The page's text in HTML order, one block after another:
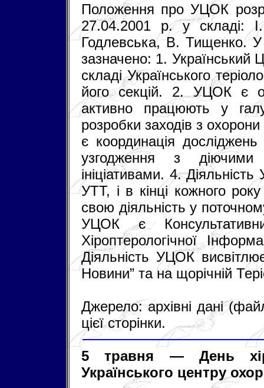
Положення про УЦОК
27.04.2001 р. у складі:
Годлевська, В. Тищенко.
зазначено: 1.
складі Українського
його секцій. 2. УЦОК є
активно працюють у
розробки заходів з
є координація
узгодження з
ініціативами. 4.
УТТ, і в кінці кожного
свою діяльність у
УЦОК є
Хіроптерологічної
Діяльність УЦОК
Новини” та на щорічній
Джерело: архівні дані
цієї сторінки.
5 травня — День
Українського центру